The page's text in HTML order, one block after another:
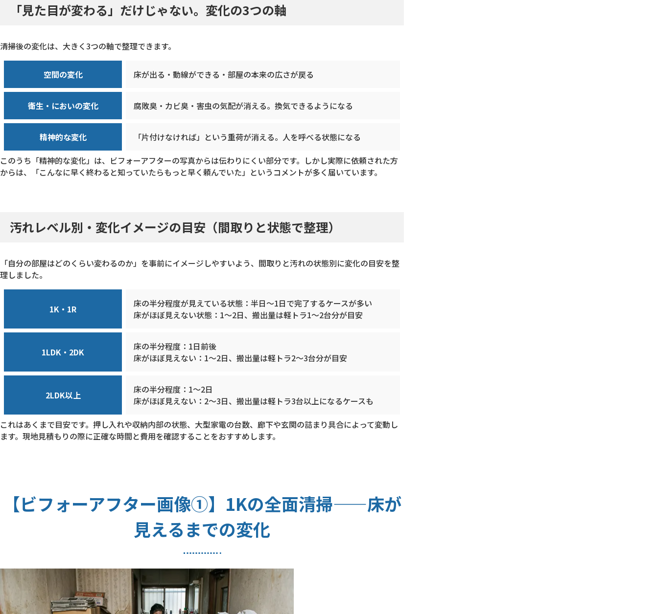
「見た目が変わる」だけじゃない。変化の3つの軸
清掃後の変化は、大きく3つの軸で整理できます。
空間の変化 床が出る・動線ができる・部屋の本来の広さが戻る
衛生・においの変化 腐敗臭・カビ臭・害虫の気配が消える。換気できるようになる
精神的な変化
「片付けなければ」という重荷が消える。人を呼べる状態になる
このうち「精神的な変化」は、ビフォーアフターの写真からは伝わりにくい部分です。しかし実際に依頼された方
からは、「こんなに早く終わると知っていたらもっと早く頼んでいた」というコメントが多く届いています。
汚れレベル別・変化イメージの目安（間取りと状態で整理）
「自分の部屋はどのくらい変わるのか」を事前にイメージしやすいよう、間取りと汚れの状態別に変化の目安を整
理しました。
1K・1R
床の半分程度が見えている状態：半日〜1日で完了するケースが多い
床がほぼ見えない状態：1〜2日、搬出量は軽トラ1〜2台分が目安
1LDK・2DK
床の半分程度：1日前後
床がほぼ見えない：1〜2日、搬出量は軽トラ2〜3台分が目安
2LDK以上
床の半分程度：1〜2日
床がほぼ見えない：2〜3日、搬出量は軽トラ3台以上になるケースも
これはあくまで目安です。押し入れや収納内部の状態、大型家電の台数、廊下や玄関の詰まり具合によって変動し
ます。現地見積もりの際に正確な時間と費用を確認することをおすすめします。
【ビフォーアフター画像①】1Kの全面清掃——床が
見えるまでの変化